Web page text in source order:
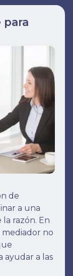
para
de
a una
razón. En
mediador no
ayudar a las